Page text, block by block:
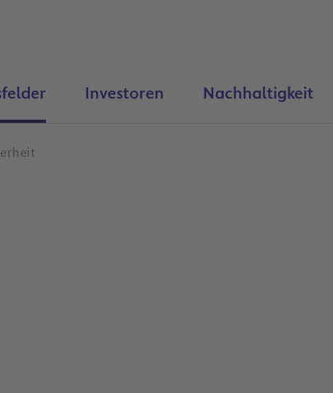
Investoren Nachhaltigkeit